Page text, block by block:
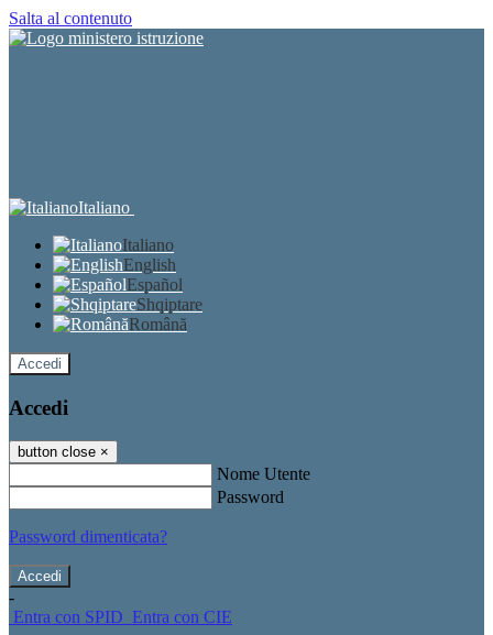
Salta al contenuto
Italiano
Italiano
English
Español
Shqiptare
Română
Accedi
Accedi
button close ×
Nome Utente
Password
Password dimenticata?
-
Entra con SPID Entra con CIE